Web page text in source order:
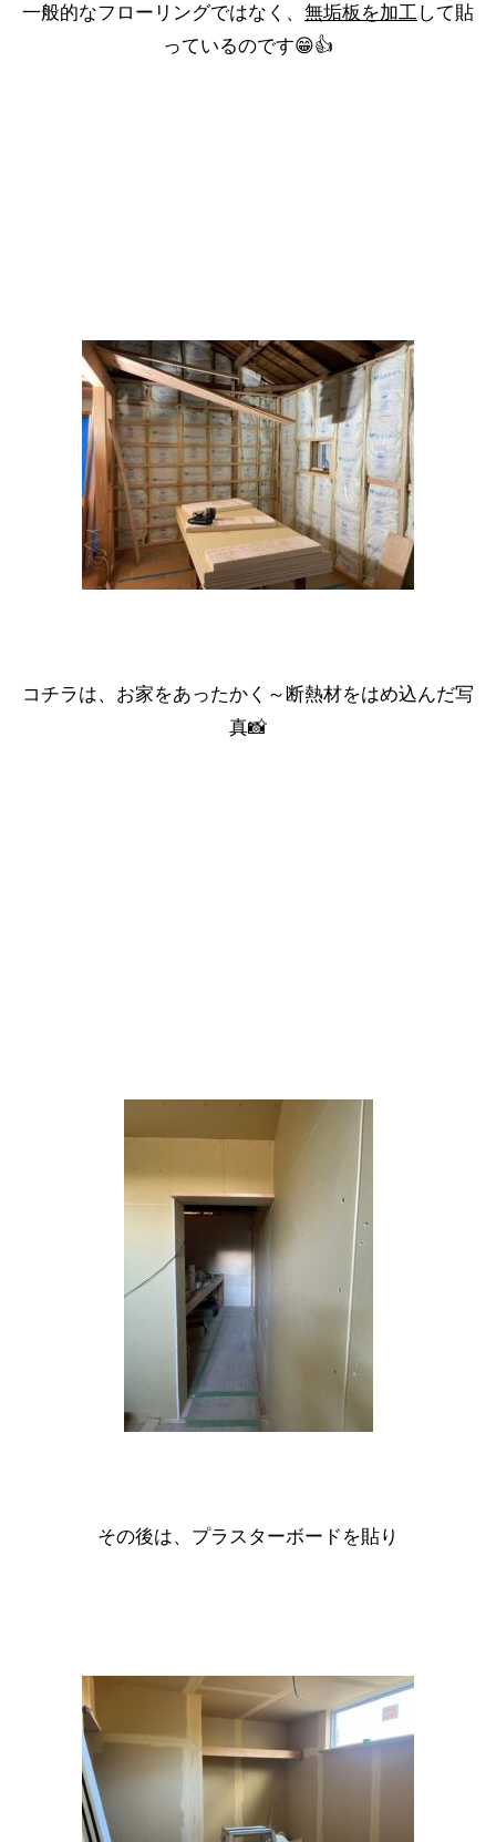
一般的なフローリングではなく、 無垢板を加工して貼
っているのです😁👍
コチラは、お家をあったかく～ 断熱材をはめ込んだ写
真📸
その後は、 プラスターボード を貼り